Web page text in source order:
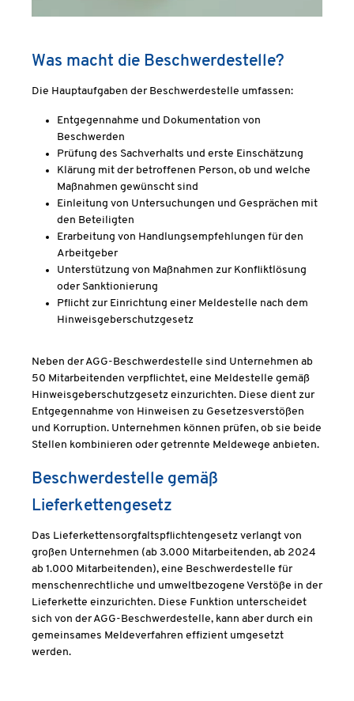
Was macht die Beschwerdestelle?
Die Hauptaufgaben der Beschwerdestelle umfassen:
Entgegennahme und Dokumentation von
Beschwerden
Prüfung des Sachverhalts und erste Einschätzung
Klärung mit der betroffenen Person, ob und welche
Maßnahmen gewünscht sind
Einleitung von Untersuchungen und Gesprächen mit
den Beteiligten
Erarbeitung von Handlungsempfehlungen für den
Arbeitgeber
Unterstützung von Maßnahmen zur Konfliktlösung
oder Sanktionierung
Pflicht zur Einrichtung einer Meldestelle nach dem
Hinweisgeberschutzgesetz
Neben der AGG-Beschwerdestelle sind Unternehmen ab
50 Mitarbeitenden verpflichtet, eine Meldestelle gemäß
Hinweisgeberschutzgesetz einzurichten. Diese dient zur
Entgegennahme von Hinweisen zu Gesetzesverstößen
und Korruption. Unternehmen können prüfen, ob sie beide
Stellen kombinieren oder getrennte Meldewege anbieten.
Beschwerdestelle gemäß
Lieferkettengesetz
Das Lieferkettensorgfaltspflichtengesetz verlangt von
großen Unternehmen (ab 3.000 Mitarbeitenden, ab 2024
ab 1.000 Mitarbeitenden), eine Beschwerdestelle für
menschenrechtliche und umweltbezogene Verstöße in der
Lieferkette einzurichten. Diese Funktion unterscheidet
sich von der AGG-Beschwerdestelle, kann aber durch ein
gemeinsames Meldeverfahren effizient umgesetzt
werden.